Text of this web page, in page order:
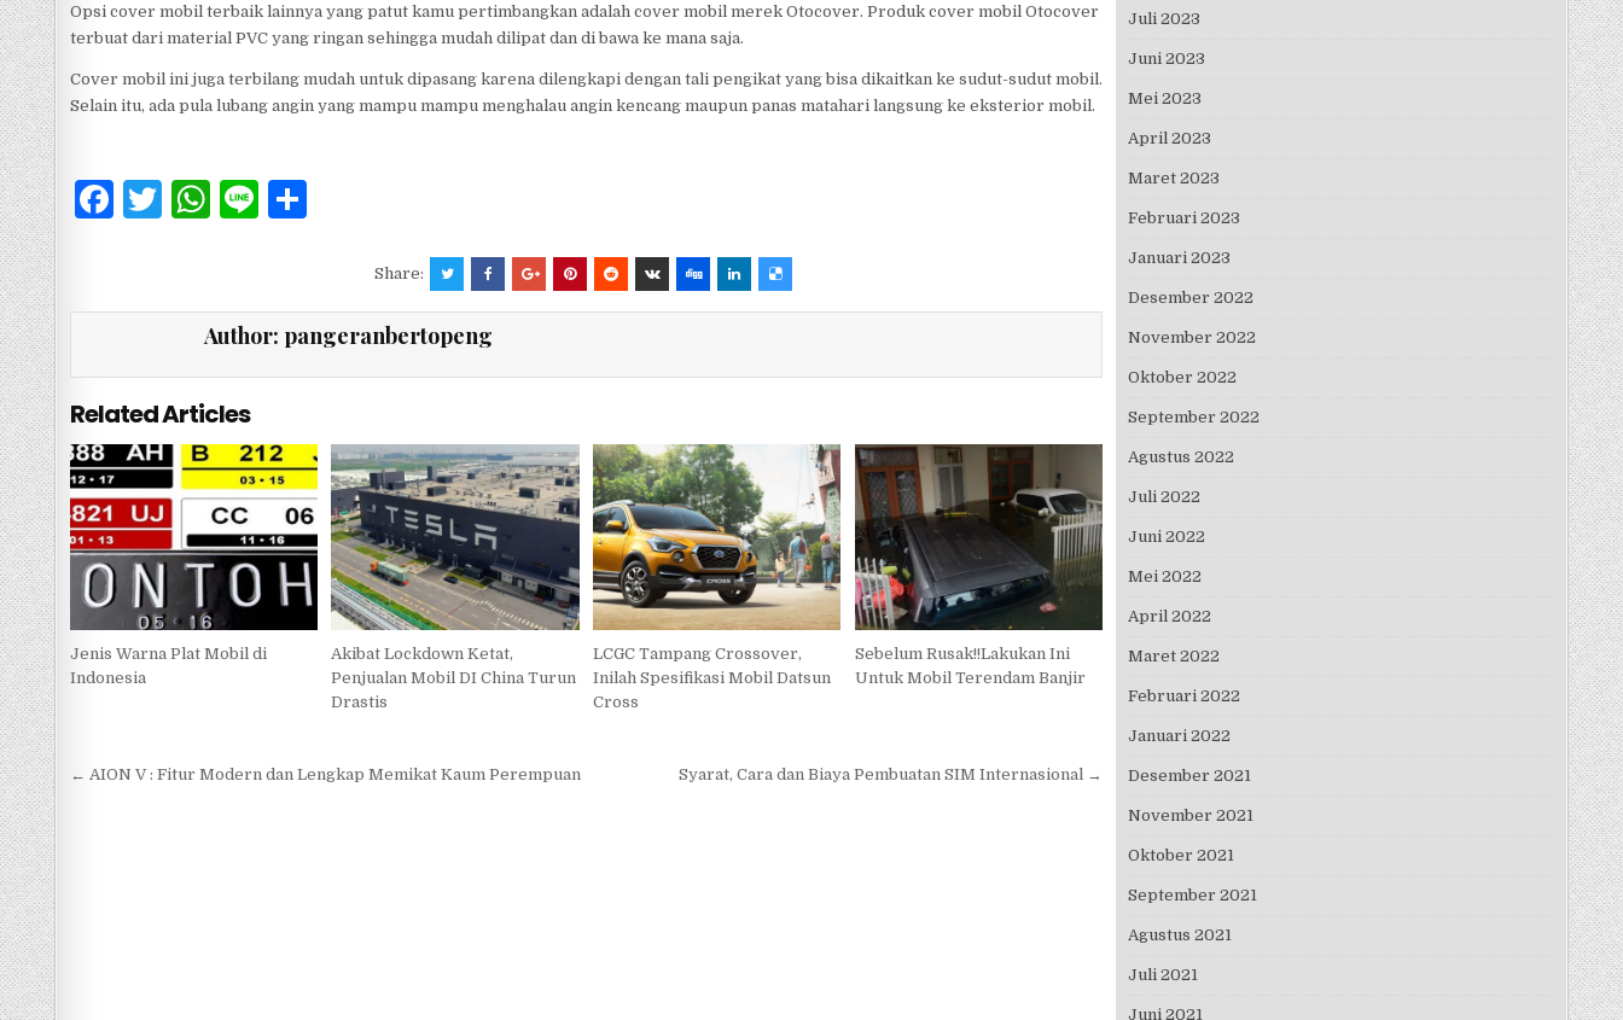
Opsi cover mobil terbaik lainnya yang patut kamu pertimbangkan adalah cover mobil merek Otocover. Produk cover mobil Otocover
terbuat dari material PVC yang ringan sehingga mudah dilipat dan di bawa ke mana saja.
Cover mobil ini juga terbilang mudah untuk dipasang karena dilengkapi dengan tali pengikat yang bisa dikaitkan ke sudut-sudut mobil.
Selain itu, ada pula lubang angin yang mampu mampu menghalau angin kencang maupun panas matahari langsung ke eksterior mobil.
F
e
o
o
k
T
te
W
s
A
p
p
Li S
e
Share:
Author: pangeranbertopeng
Related Articles
Jenis Warna Plat Mobil di
Indonesia
Akibat Lockdown Ketat,
Penjualan Mobil DI China Turun
Drastis
LCGC Tampang Crossover,
Inilah Spesifikasi Mobil Datsun
Cross
Sebelum Rusak!!Lakukan Ini
Untuk Mobil Terendam Banjir
Navigasi
← AION V : Fitur Modern dan Lengkap Memikat Kaum Perempuan Syarat, Cara dan Biaya Pembuatan SIM Internasional →
Juli 2023
Juni 2023
Mei 2023
April 2023
Maret 2023
Februari 2023
Januari 2023
Desember 2022
November 2022
Oktober 2022
September 2022
Agustus 2022
Juli 2022
Juni 2022
Mei 2022
April 2022
Maret 2022
Februari 2022
Januari 2022
Desember 2021
November 2021
Oktober 2021
September 2021
Agustus 2021
Juli 2021
Juni 2021